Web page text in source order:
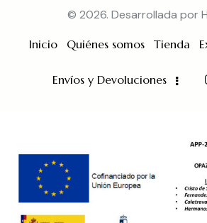
© 2026. Desarrollada por
Inicio Quiénes somos Tienda
Envíos y Devoluciones